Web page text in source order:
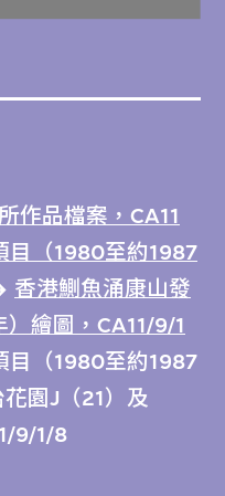
作品檔案，CA11
目（1980至約1987
香港鰂魚涌康山發
繪圖，CA11/9/1
目（1980至約1987
園J（21）及
9/1/8